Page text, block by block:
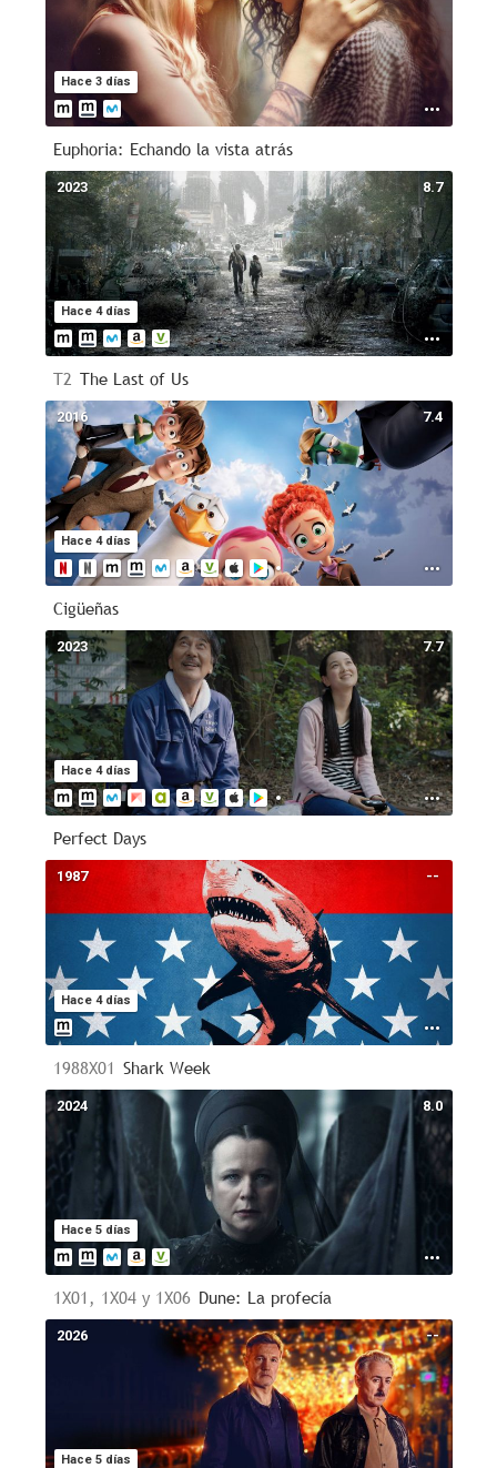
Hace 3 días
Euphoria: Echando la vista atrás
8.7
Hace 4 días
2023
T2 The Last of Us
7.4
Hace 4 días
2016
Cigüeñas
7.7
Hace 4 días
2023
Perfect Days
--
Hace 4 días
1987
1988X01 Shark Week
8.0
Hace 5 días
2024
1X01, 1X04 y 1X06 Dune: La profecía
--
Hace 5 días
2026